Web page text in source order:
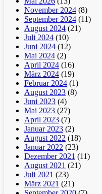
November 2024 (8)
September 2024 (11)
August 2024 (21)
Juli 2024 (10)
Juni 2024 (12)
Mai 2024 (2)
April 2024 (16)
März 2024 (19)
Februar 2024 (1)
August 2023 (8)
Juni 2023 (4)
Mai 2023 (27)
April 2023 (7)
Januar 2023 (2)
August 2022 (18)
Januar 2022 (23)
Dezember 2021 (11)
August 2021 (21)
Juli 2021 (23)
März 2021 (21)